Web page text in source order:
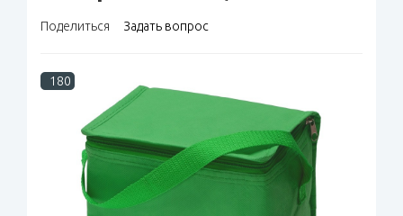
Поделиться Задать вопрос
180